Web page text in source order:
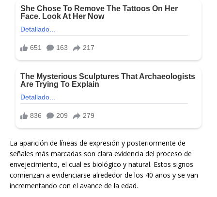
La aparición de líneas de expresión y posteriormente de
señales más marcadas son clara evidencia del proceso de
envejecimiento, el cual es biológico y natural. Estos signos
comienzan a evidenciarse alrededor de los 40 años y se van
incrementando con el avance de la edad.